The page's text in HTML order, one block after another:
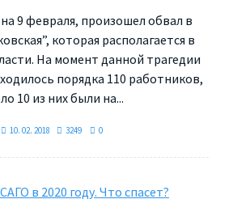
9 февраля, произошел обвал в
которая располагается в
На момент данной трагедии
порядка 110 работников,
10 из них были на...
10. 02. 2018 3249 0